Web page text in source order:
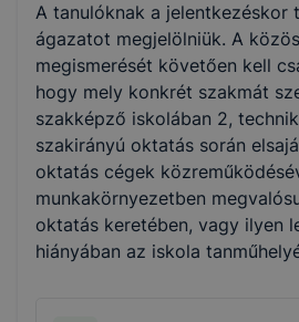
A tanulóknak a jelentkezéskor
ágazatot megjelölniük. A
megismerését követően kell
hogy mely konkrét szakmát
szakképző iskolában 2,
szakirányú oktatás során
oktatás cégek
munkakörnyezetben
oktatás keretében, vagy ilyen
hiányában az iskola